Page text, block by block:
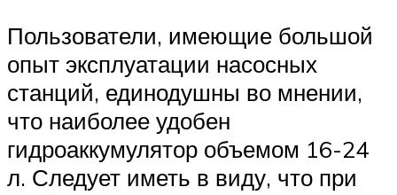
Пользователи, имеющие большой
опыт эксплуатации насосных
станций, единодушны во мнении,
что наиболее удобен
гидроаккумулятор объемом 16-24
л. Следует иметь в виду, что при